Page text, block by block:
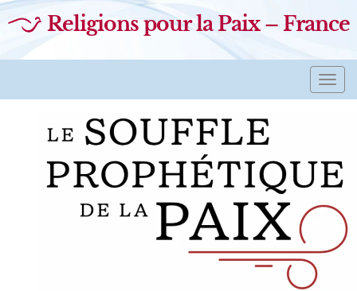
Religions pour la Paix – France